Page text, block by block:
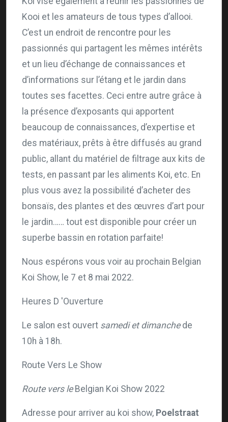
Kooi et les amateurs de tous types d’allooi.
C’est un endroit de rencontre pour les
passionnés qui partagent les mêmes intérêts
et un lieu d’échange de connaissances et
d’informations sur l’étang et le jardin dans
toutes ses facettes. Ceci entre autre grâce à
la présence d’exposants qui apportent
beaucoup de connaissances, d’expertise et
des matériaux, prêts à être diffusés au grand
public, allant du matériel de filtrage aux kits de
tests, en passant par les aliments Koi, etc. En
plus vous avez la possibilité d’acheter des
bonsaïs, des plantes et des œuvres d’art pour
le jardin…… tout est disponible pour créer un
superbe bassin en rotation parfaite!
Nous espérons vous voir au prochain Belgian
Koi Show, le 7 et 8 mai 2022.
Heures D 'Ouverture
Le salon est ouvert samedi et dimanchede
10h à 18h.
Route Vers Le Show
Route vers leBelgian Koi Show 2022
Adresse pour arriver au koi show, Poelstraat